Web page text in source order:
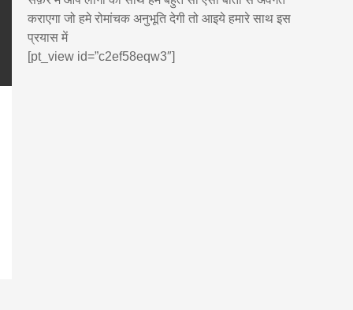
कराएगा जो हमे रोमांचक अनुभूति देगी तो आइये हमारे साथ इस
प्रयास में
[pt_view id=”c2ef58eqw3″]